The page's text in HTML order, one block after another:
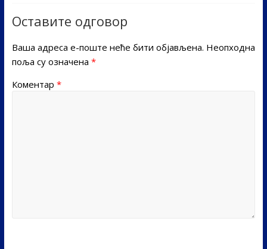
Оставите одговор
Ваша адреса е-поште неће бити објављена. Неопходна
поља су означена *
Коментар *